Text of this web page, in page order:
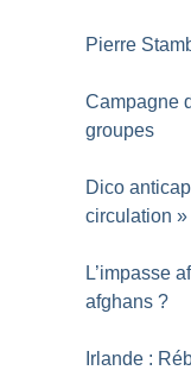
Pierre
Campagne
groupes
Dico
circulation »
L’impasse
afghans ?
Irlande :